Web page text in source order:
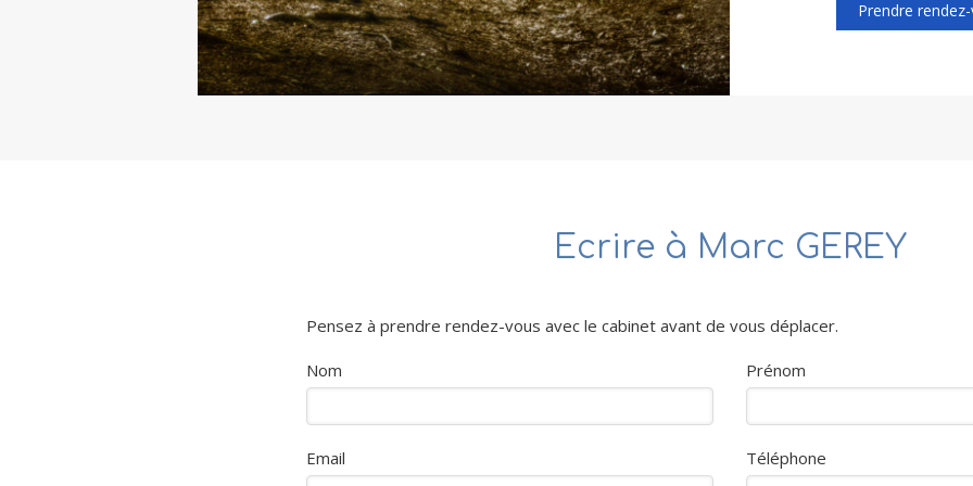
Prendre
Ecrire à Marc GEREY
Pensez à prendre rendez-vous avec le cabinet avant de vous déplacer.
Nom Prénom
Email Téléphone